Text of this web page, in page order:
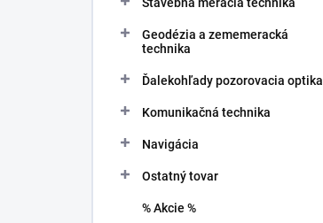
Geodézia a zememeracká
technika
Ďalekohľady pozorovacia optika
Komunikačná technika
Navigácia
Ostatný tovar
% Akcie %